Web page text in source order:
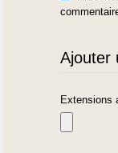
Ajouter
Extensions